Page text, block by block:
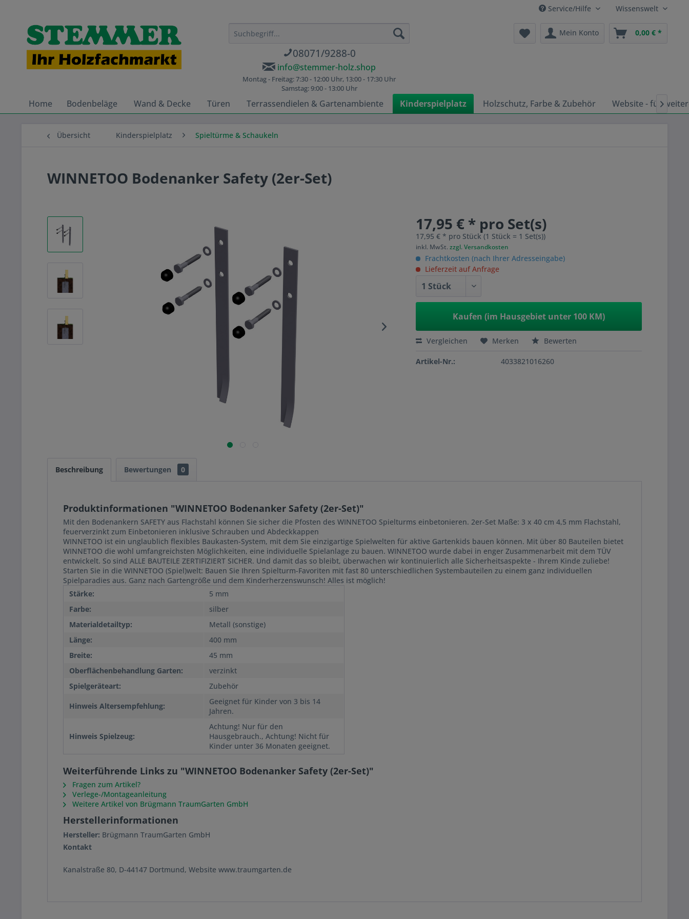
Service/Hilfe Wissenswelt
08071/9288-0
info@stemmer-holz.shop
Montag - Freitag: 7:30 - 12:00 Uhr, 13:00 - 17:30 Uhr
Samstag: 9:00 - 13:00 Uhr
Mein Konto 0,00 € *
Home Bodenbeläge Wand & Decke Türen Terrassendielen & Gartenambiente Kinderspielplatz Holzschutz, Farbe & Zubehör Website - für
Übersicht Kinderspielplatz Spieltürme & Schaukeln
WINNETOO Bodenanker Safety (2er-Set)
17,95 € * pro Set(s)
17,95 € * pro Stück (1 Stück = 1 Set(s))
inkl. MwSt.zzgl. Versandkosten
Frachtkosten (nach Ihrer Adresseingabe)
Lieferzeit auf Anfrage
Kaufen (im Hausgebiet unter 100 KM)
Vergleichen Merken Bewerten
Artikel-Nr.: 4033821016260
Beschreibung Bewertungen 0
Produktinformationen "WINNETOO Bodenanker Safety (2er-Set)"
Mit den Bodenankern SAFETY aus Flachstahl können Sie sicher die Pfosten des WINNETOO Spielturms einbetonieren. 2er-Set Maße: 3 x 40 cm 4,5 mm Flachstahl,
feuerverzinkt zum Einbetonieren inklusive Schrauben und Abdeckkappen
WINNETOO ist ein unglaublich flexibles Baukasten-System, mit dem Sie einzigartige Spielwelten für aktive Gartenkids bauen können. Mit über 80 Bauteilen bietet
WINNETOO die wohl umfangreichsten Möglichkeiten, eine individuelle Spielanlage zu bauen. WINNETOO wurde dabei in enger Zusammenarbeit mit dem TÜV
entwickelt. So sind ALLE BAUTEILE ZERTIFIZIERT SICHER. Und damit das so bleibt, überwachen wir kontinuierlich alle Sicherheitsaspekte - Ihrem Kinde zuliebe!
Starten Sie in die WINNETOO (Spiel)welt: Bauen Sie Ihren Spielturm-Favoriten mit fast 80 unterschiedlichen Systembauteilen zu einem ganz individuellen
Spielparadies aus. Ganz nach Gartengröße und dem Kinderherzenswunsch! Alles ist möglich!
Stärke:
5 mm
Farbe:
silber
Materialdetailtyp:
Metall (sonstige)
Länge:
400 mm
Breite:
45 mm
Oberflächenbehandlung Garten:
verzinkt
Spielgeräteart:
Zubehör
Hinweis Altersempfehlung:
Geeignet für Kinder von 3 bis 14
Jahren.
Hinweis Spielzeug:
Achtung! Nur für den
Hausgebrauch., Achtung! Nicht für
Kinder unter 36 Monaten geeignet.
Weiterführende Links zu "WINNETOO Bodenanker Safety (2er-Set)"
Fragen zum Artikel?
Verlege-/Montageanleitung
Weitere Artikel von Brügmann TraumGarten GmbH
Herstellerinformationen
Hersteller: Brügmann TraumGarten GmbH
Kontakt
Kanalstraße 80, D-44147 Dortmund, Website www.traumgarten.de